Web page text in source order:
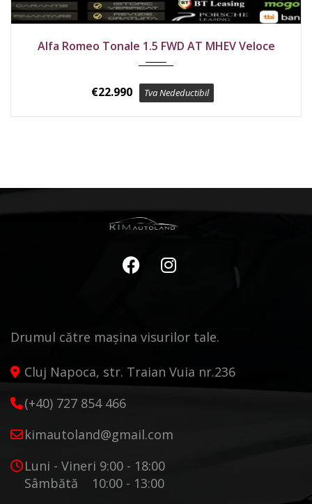
Rosso Alfa Perleffekt Metallic km
Alfa Romeo Tonale 1.5 FWD AT MHEV Veloce
€22.990 Tva Nedeductibil
Drumul către mașina visurilor tale.
Cluj Napoca, str. Traian Vuia nr.236
(+40) 727 854 466
kimautoland@gmail.com
Luni - Vineri 9:00 - 18:00
Sâmbătă 10:00 - 13:00